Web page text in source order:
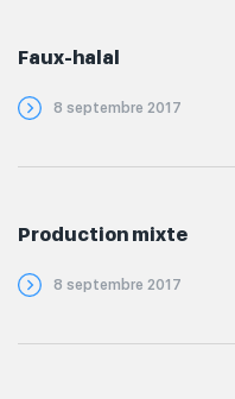
Faux-halal
8 septembre 2017
Production mixte
8 septembre 2017